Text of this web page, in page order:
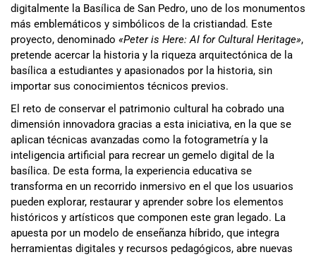
digitalmente la Basílica de San Pedro, uno de los monumentos
más emblemáticos y simbólicos de la cristiandad. Este
proyecto, denominado «Peter is Here: AI for Cultural Heritage»,
pretende acercar la historia y la riqueza arquitectónica de la
basílica a estudiantes y apasionados por la historia, sin
importar sus conocimientos técnicos previos.
El reto de conservar el patrimonio cultural ha cobrado una
dimensión innovadora gracias a esta iniciativa, en la que se
aplican técnicas avanzadas como la fotogrametría y la
inteligencia artificial para recrear un gemelo digital de la
basílica. De esta forma, la experiencia educativa se
transforma en un recorrido inmersivo en el que los usuarios
pueden explorar, restaurar y aprender sobre los elementos
históricos y artísticos que componen este gran legado. La
apuesta por un modelo de enseñanza híbrido, que integra
herramientas digitales y recursos pedagógicos, abre nuevas